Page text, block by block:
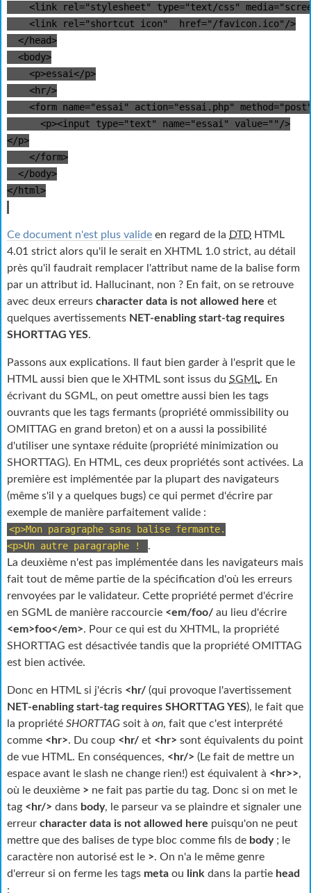
<link rel="stylesheet" type="text/css"
<link rel="shortcut icon" href="/favicon.ico"/>
</head>
<body>
<p>essai</p>
<hr/>
<form name="essai" action="essai.php"
<p><input type="text" name="essai" value=""/>
</p>
</form>
</body>
</html>
Ce document n'est plus valide en regard de la DTD HTML
4.01 strict alors qu'il le serait en XHTML 1.0 strict, au détail
près qu'il faudrait remplacer l'attribut name de la balise form
par un attribut id. Hallucinant, non ? En fait, on se retrouve
avec deux erreurs character data is not allowed here et
quelques avertissements NET-enabling start-tag requires
SHORTTAG YES.
Passons aux explications. Il faut bien garder à l'esprit que le
HTML aussi bien que le XHTML sont issus du SGML. En
écrivant du SGML, on peut omettre aussi bien les tags
ouvrants que les tags fermants (propriété ommissibility ou
OMITTAG en grand breton) et on a aussi la possibilité
d'utiliser une syntaxe réduite (propriété minimization ou
SHORTTAG). En HTML, ces deux propriétés sont activées. La
première est implémentée par la plupart des navigateurs
(même s'il y a quelques bugs) ce qui permet d'écrire par
exemple de manière parfaitement valide :
<p>Mon paragraphe sans balise fermante.
<p>Un autre paragraphe !
.
La deuxième n'est pas implémentée dans les navigateurs mais
fait tout de même partie de la spécification d'où les erreurs
renvoyées par le validateur. Cette propriété permet d'écrire
en SGML de manière raccourcie <em/foo/ au lieu d'écrire
<em>foo</em>. Pour ce qui est du XHTML, la propriété
SHORTTAG est désactivée tandis que la propriété OMITTAG
est bien activée.
Donc en HTML si j'écris <hr/ (qui provoque l'avertissement
NET-enabling start-tag requires SHORTTAG YES), le fait que
la propriété SHORTTAG soit à on, fait que c'est interprété
comme <hr>. Du coup <hr/ et <hr> sont équivalents du point
de vue HTML. En conséquences, <hr/> (Le fait de mettre un
espace avant le slash ne change rien!) est équivalent à <hr>>,
où le deuxième > ne fait pas partie du tag. Donc si on met le
tag <hr/> dans body, le parseur va se plaindre et signaler une
erreur character data is not allowed here puisqu'on ne peut
mettre que des balises de type bloc comme fils de body; le
caractère non autorisé est le >. On n'a le même genre
d'erreur si on ferme les tags meta ou link dans la partie head
: